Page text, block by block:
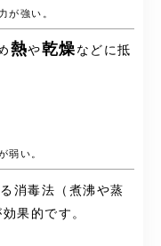
が強い。
熱や乾燥 などに抵
弱い。
消毒法（煮沸や蒸
果的です。